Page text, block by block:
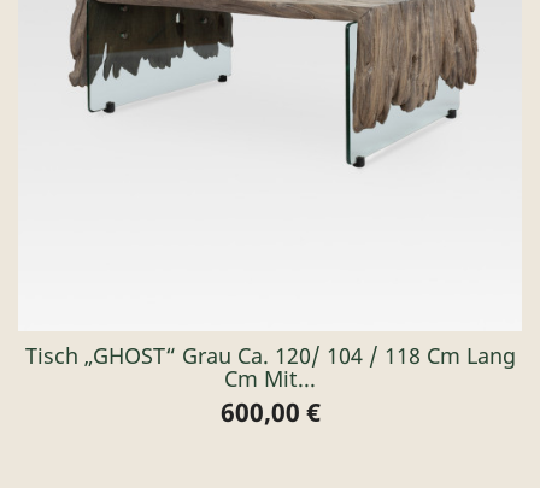
Tisch „GHOST“ Grau Ca. 120/ 104 / 118 Cm Lang
Cm Mit...
Preis
600,00 €